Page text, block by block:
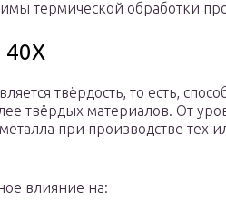
термической обработки
40Х
твёрдость, то есть,
твёрдых материалов. От
при производстве тех
влияние на: